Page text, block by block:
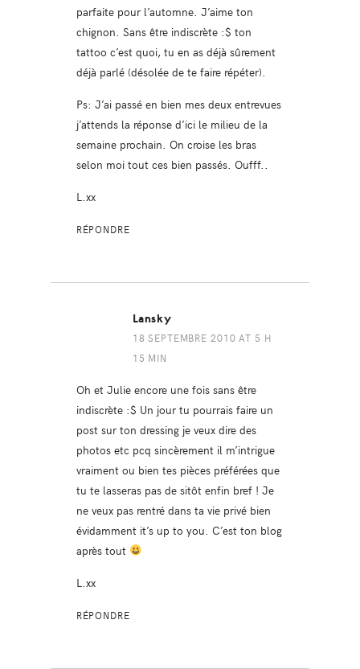
parfaite pour l’automne. J’aime ton
chignon. Sans être indiscrète :$ ton
tattoo c’est quoi, tu en as déjà sûrement
déjà parlé (désolée de te faire répéter).
Ps: J’ai passé en bien mes deux entrevues
j’attends la réponse d’ici le milieu de la
semaine prochain. On croise les bras
selon moi tout ces bien passés. Oufff..
L.xx
RÉPONDRE
Lansky
18 SEPTEMBRE 2010 AT 5 H
15 MIN
Oh et Julie encore une fois sans être
indiscrète :$ Un jour tu pourrais faire un
post sur ton dressing je veux dire des
photos etc pcq sincèrement il m’intrigue
vraiment ou bien tes pièces préférées que
tu te lasseras pas de sitôt enfin bref ! Je
ne veux pas rentré dans ta vie privé bien
évidamment it’s up to you. C’est ton blog
après tout
L.xx
RÉPONDRE